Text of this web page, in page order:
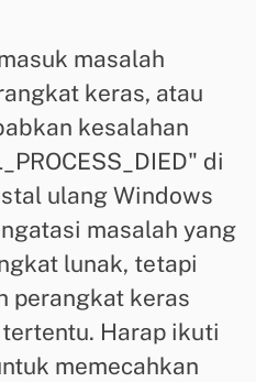
masalah
keras, atau
kesalahan
di
ulang Windows
masalah yang
lunak, tetapi
perangkat keras
Harap ikuti
memecahkan